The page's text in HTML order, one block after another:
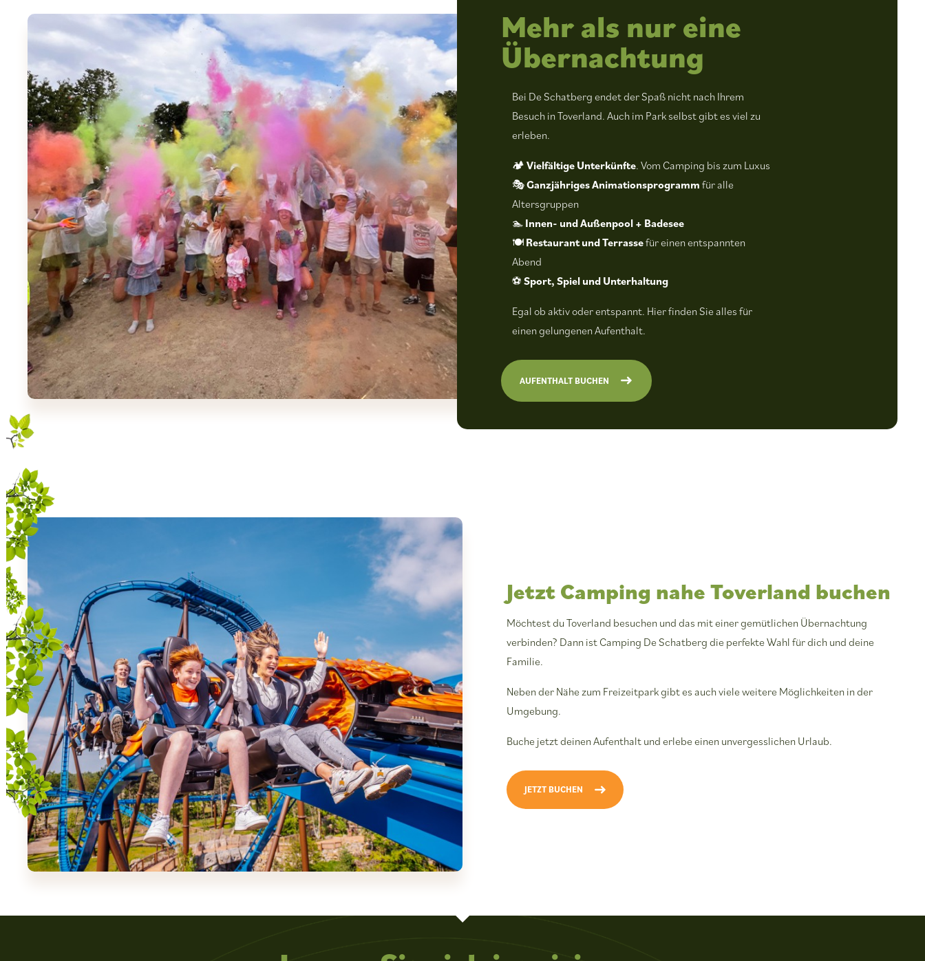
Mehr als nur eine
Übernachtung
Bei De Schatberg endet der Spaß nicht nach Ihrem
Besuch in Toverland. Auch im Park selbst gibt es viel zu
erleben.
🏕️ Vielfältige Unterkünfte. Vom Camping bis zum Luxus
🎭Ganzjähriges Animationsprogramm für alle
Altersgruppen
🏊 Innen- und Außenpool + Badesee
🍽️ Restaurant und Terrassefür einen entspannten
Abend
⚽ Sport, Spiel und Unterhaltung
Egal ob aktiv oder entspannt. Hier finden Sie alles für
einen gelungenen Aufenthalt.
AUFENTHALT BUCHEN
Jetzt Camping nahe Toverland buchen
Möchtest du Toverland besuchen und das mit einer gemütlichen Übernachtung
verbinden? Dann ist Camping De Schatberg die perfekte Wahl für dich und deine
Familie.
Neben der Nähe zum Freizeitpark gibt es auch viele weitere Möglichkeiten in der
Umgebung.
Buche jetzt deinen Aufenthalt und erlebe einen unvergesslichen Urlaub.
JETZT BUCHEN